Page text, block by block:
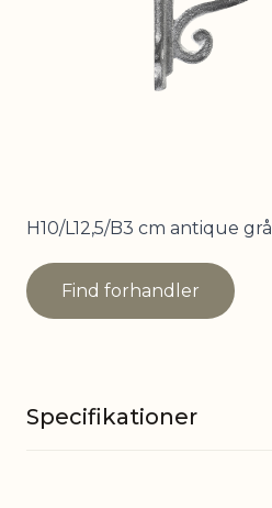
H10/L12,5/B3 cm antique grå
Find forhandler
Specifikationer